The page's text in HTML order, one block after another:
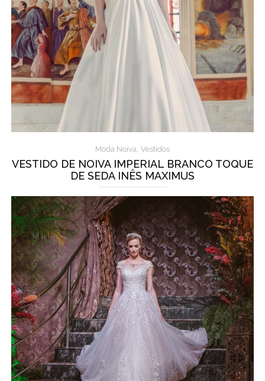
Moda Noiva, Vestidos
VESTIDO DE NOIVA IMPERIAL BRANCO TOQUE
DE SEDA INÊS MAXIMUS